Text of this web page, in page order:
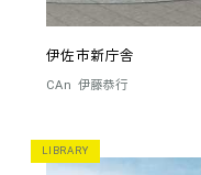
伊佐市新庁舎
CAn 伊藤恭行
LIBRARY